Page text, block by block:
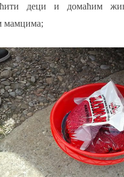
деци и домаћим
мамцима;